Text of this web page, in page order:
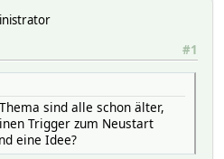
#1
sind alle schon älter,
Trigger zum Neustart
eine Idee?